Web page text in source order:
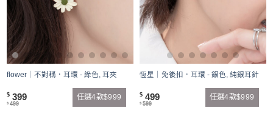
flower｜不對稱．耳環 - 綠色, 耳夾
$ 399
$ 499
任選4款$999
恆星｜免後扣．耳環 - 銀色, 純銀耳針
$ 499
$ 599
任選4款$999